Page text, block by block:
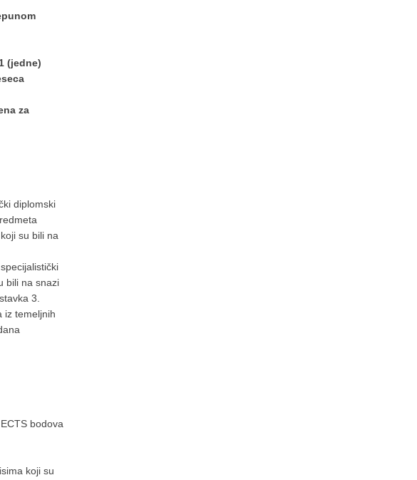
(jedne)
za
diplomski
su bili na
bili na snazi
3.
iz temeljnih
bodova
koji su